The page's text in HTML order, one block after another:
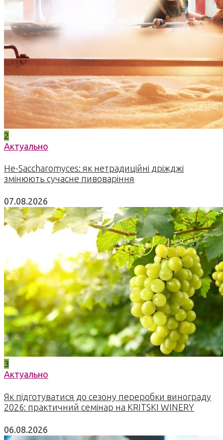
2
Актуально
Не-Saccharomyces: як нетрадиційні дріжджі
змінюють сучасне пивоваріння
07.08.2026
3
Актуально
Як підготуватися до сезону переробки винограду
2026: практичний семінар на KRITSKI WINERY
06.08.2026